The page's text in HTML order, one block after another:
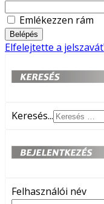
Emlékezzen rám
Belépés
Elfelejtette a
Keresés...
Felhasználói név